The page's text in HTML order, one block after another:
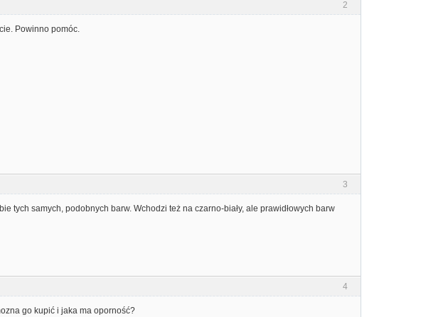
2
Powinno pomóc.
3
tych samych, podobnych barw. Wchodzi też na czarno-biały, ale prawidłowych barw
4
go kupić i jaka ma oporność?